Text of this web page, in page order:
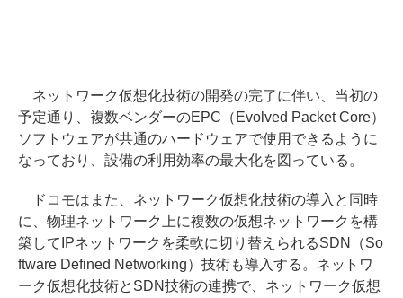
ネットワーク仮想化技術の開発の完了に伴い、当初の
予定通り、複数ベンダーのEPC（Evolved Packet Core）
ソフトウェアが共通のハードウェアで使用できるように
なっており、設備の利用効率の最大化を図っている。
ドコモはまた、ネットワーク仮想化技術の導入と同時
に、物理ネットワーク上に複数の仮想ネットワークを構
築してIPネットワークを柔軟に切り替えられるSDN（So
ftware Defined Networking）技術も導入する。ネットワ
ーク仮想化技術とSDN技術の連携で、ネットワーク仮想